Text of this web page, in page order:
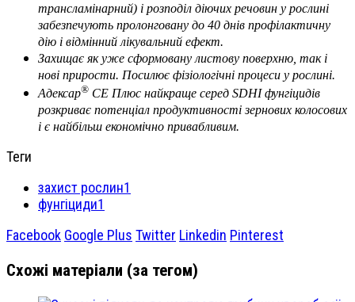
трансламінарний) і розподіл діючих речовин у рослині
забезпечують пролонговану до 40 днів профілактичну
дію і відмінний лікувальний ефект.
Захищає як уже сформовану листову поверхню, так і
нові прирости. Посилює фізіологічні процеси у рослині.
Адексар® СЕ Плюс найкраще серед SDHI фунгіцидів
розкриває потенціал продуктивності зернових колосових
і є найбільш економічно привабливим.
Теги
захист рослин1
фунгіциди1
Facebook Google Plus Twitter Linkedin Pinterest
Схожі матеріали (за тегом)